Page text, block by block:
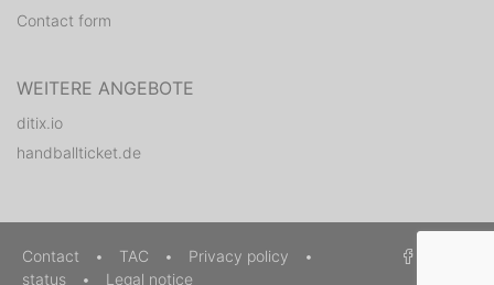
Contact form
WEITERE ANGEBOTE
ditix.io
handballticket.de
Contact • TAC • Privacy policy
•
status
• Legal notice